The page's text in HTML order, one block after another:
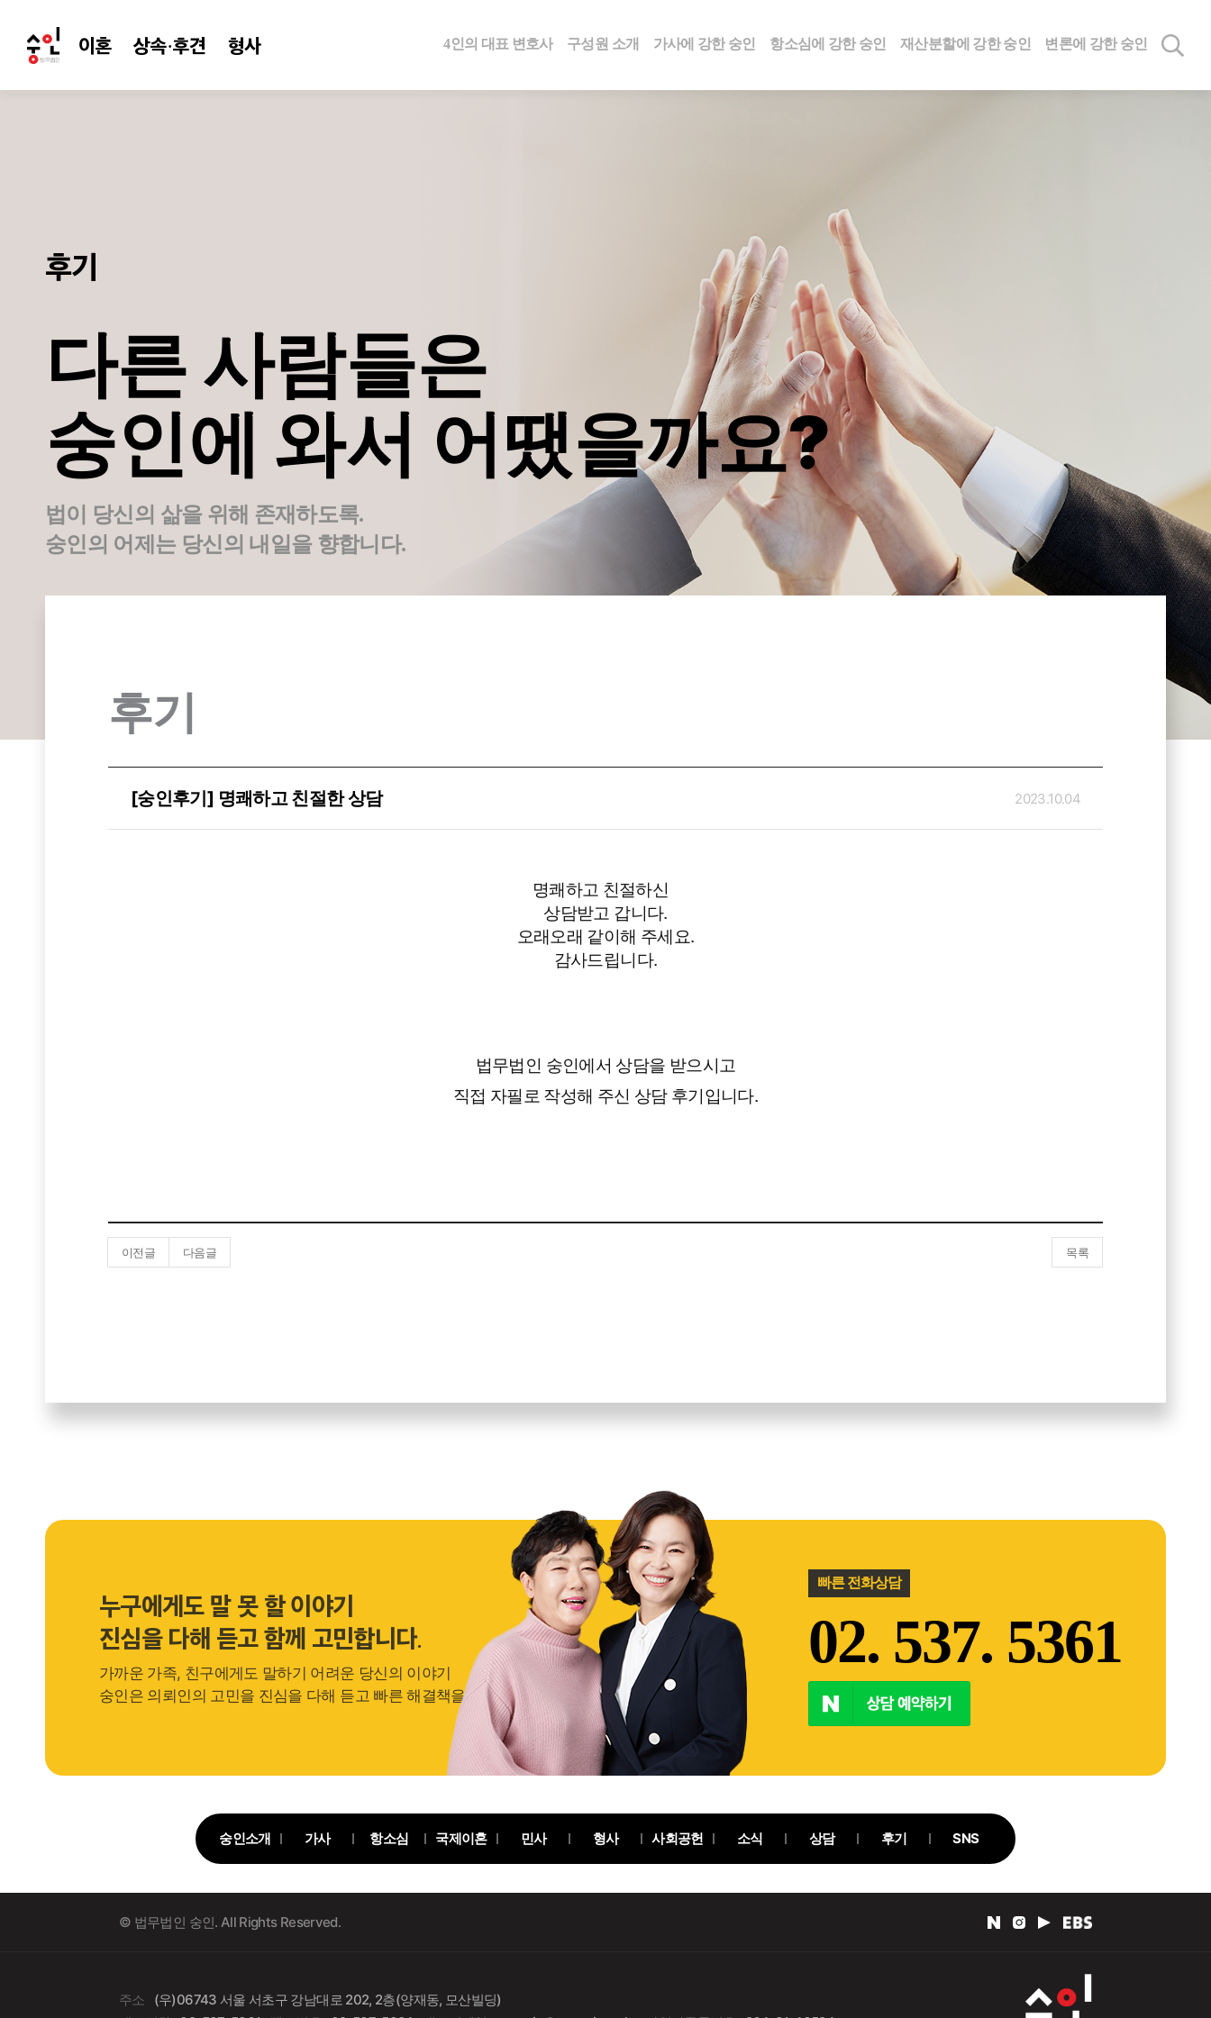
이혼 상속·후견 형사 4인의 대표 변호사 구성원 소개 가사에 강한 숭인 항소심에 강한 숭인 재산분할에 강한 숭인 변론에 강한 숭인
후기
다른 사람들은
숭인에 와서 어땠을까요?
법이 당신의 삶을 위해 존재하도록.
숭인의 어제는 당신의 내일을 향합니다.
후기
[숭인후기] 명쾌하고 친절한 상담 2023.10.04
명쾌하고 친절하신
상담받고 갑니다.
오래오래 같이해 주세요.
감사드립니다.
법무법인 숭인에서 상담을 받으시고
직접 자필로 작성해 주신 상담 후기입니다.
이전글 다음글 목록
누구에게도 말 못 할 이야기
진심을 다해 듣고 함께 고민합니다.
가까운 가족, 친구에게도 말하기 어려운 당신의 이야기
숭인은 의뢰인의 고민을 진심을 다해 듣고 빠른 해결책을 제시합니다.
빠른 전화상담
02. 537. 5361
숭인소개 가사 항소심 국제이혼 민사 형사 사회공헌 소식 상담 후기 SNS
© 법무법인 숭인. All Rights Reserved.
주소
(우)06743 서울 서초구 강남대로 202, 2층(양재동, 모산빌딩)